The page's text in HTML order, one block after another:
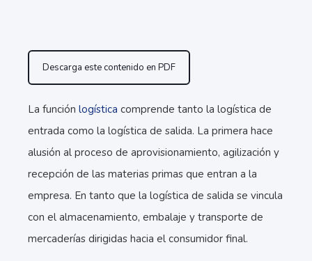
Descarga este contenido en PDF
La función logística comprende tanto la logística de
entrada como la logística de salida. La primera hace
alusión al proceso de aprovisionamiento, agilización y
recepción de las materias primas que entran a la
empresa. En tanto que la logística de salida se vincula
con el almacenamiento, embalaje y transporte de
mercaderías dirigidas hacia el consumidor final.